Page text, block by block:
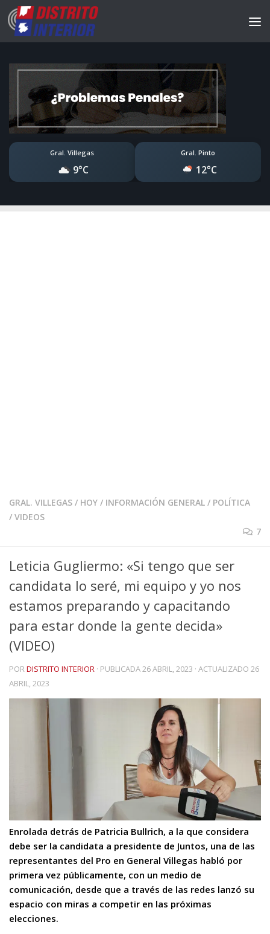
Gral. Villegas
9°C
Gral. Pinto
12°C
GRAL. VILLEGAS / HOY / INFORMACIÓN GENERAL / POLÍTICA
/ VIDEOS
7
Leticia Gugliermo: «Si tengo que ser
candidata lo seré, mi equipo y yo nos
estamos preparando y capacitando
para estar donde la gente decida»
(VIDEO)
PORDISTRITO INTERIOR · PUBLICADA26 ABRIL, 2023 · ACTUALIZADO 26
ABRIL, 2023
Enrolada detrás de Patricia Bullrich, a la que considera
debe ser la candidata a presidente de Juntos, una de las
representantes del Pro en General Villegas habló por
primera vez públicamente, con un medio de
comunicación, desde que a través de las redes lanzó su
espacio con miras a competir en las próximas
elecciones.